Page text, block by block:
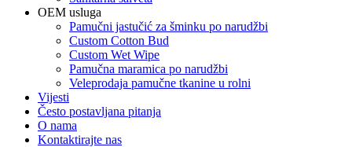
OEM usluga
Pamučni jastučić za šminku po narudžbi
Custom Cotton Bud
Custom Wet Wipe
Pamučna maramica po narudžbi
Veleprodaja pamučne tkanine u rolni
Vijesti
Često postavljana pitanja
O nama
Kontaktirajte nas